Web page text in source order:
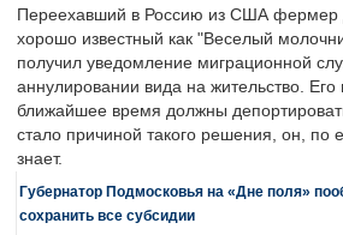
Переехавший в Россию из США фермер
хорошо известный как "Веселый
получил уведомление миграционной
аннулировании вида на жительство. Его
ближайшее время должны
стало причиной такого решения, он, по
знает.
Губернатор Подмосковья на «Дне поля»
сохранить все субсидии